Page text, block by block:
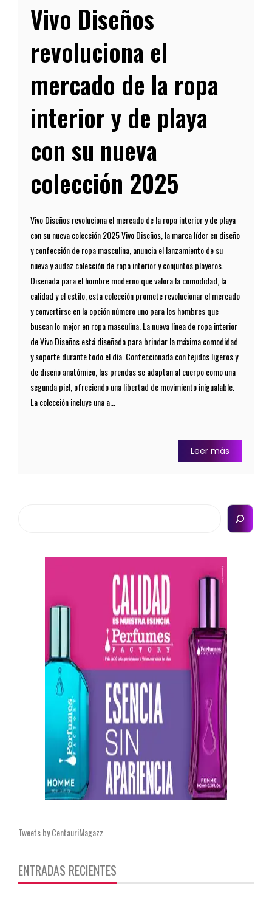
Vivo Diseños
revoluciona el
mercado de la ropa
interior y de playa
con su nueva
colección 2025
Vivo Diseños revoluciona el mercado de la ropa interior y de playa
con su nueva colección 2025 Vivo Diseños, la marca líder en diseño
y confección de ropa masculina, anuncia el lanzamiento de su
nueva y audaz colección de ropa interior y conjuntos playeros.
Diseñada para el hombre moderno que valora la comodidad, la
calidad y el estilo, esta colección promete revolucionar el mercado
y convertirse en la opción número uno para los hombres que
buscan lo mejor en ropa masculina. La nueva línea de ropa interior
de Vivo Diseños está diseñada para brindar la máxima comodidad
y soporte durante todo el día. Confeccionada con tejidos ligeros y
de diseño anatómico, las prendas se adaptan al cuerpo como una
segunda piel, ofreciendo una libertad de movimiento inigualable.
La colección incluye una a...
Leer más
Tweets by CentauriMagazz
ENTRADAS RECIENTES